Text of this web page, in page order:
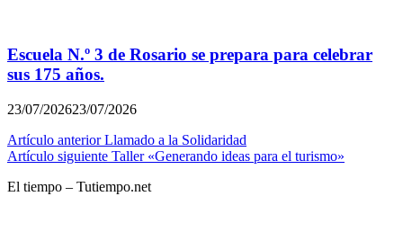
Escuela N.º 3 de Rosario se prepara para celebrar
sus 175 años.
23/07/202623/07/2026
Navegación
de
entradas
Artículo anterior Llamado a la Solidaridad
Artículo siguiente Taller «Generando ideas para el turismo»
El tiempo – Tutiempo.net